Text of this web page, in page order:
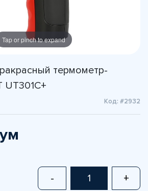
Tap or pinch to expand
термометр-
UT301C+
Код: #2932
- +